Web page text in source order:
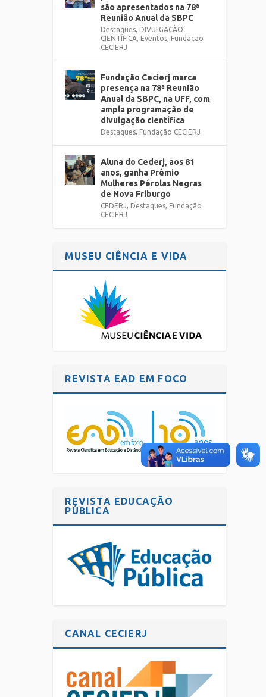
são apresentados na 78ª
Reunião Anual da SBPC
Destaques, DIVULGAÇÃO
CIENTÍFICA, Eventos, Fundação
CECIERJ
Fundação Cecierj marca
presença na 78ª Reunião
Anual da SBPC, na UFF, com
ampla programação de
divulgação científica
Destaques, Fundação CECIERJ
Aluna do Cederj, aos 81
anos, ganha Prêmio
Mulheres Pérolas Negras
de Nova Friburgo
CEDERJ, Destaques, Fundação
CECIERJ
MUSEU CIÊNCIA E VIDA
REVISTA EAD EM FOCO
REVISTA EDUCAÇÃO
PÚBLICA
CANAL CECIERJ